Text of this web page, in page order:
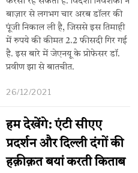
बाज़ार से लगभग चार अरब डॉलर की
पूंजी निकाल ली है, जिससे इस तिमाही
में रुपये की कीमत 2.2 फीसदी गिर गई
है. इस बारे में जेएनयू के प्रोफेसर डॉ.
प्रवीण झा से बातचीत.
26/12/2021
हम देखेंगे: एंटी सीएए
प्रदर्शन और दिल्ली दंगों की
हक़ीक़त बयां करती किताब